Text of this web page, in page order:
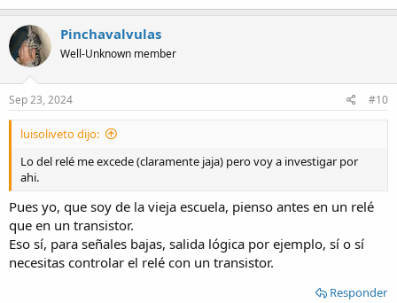
Pinchavalvulas
Well-Unknown member
Sep 23, 2024 #10
luisoliveto dijo:
Lo del relé me excede (claramente jaja) pero voy a investigar por
ahi.
Pues yo, que soy de la vieja escuela, pienso antes en un relé
que en un transistor.
Eso sí, para señales bajas, salida lógica por ejemplo, sí o sí
necesitas controlar el relé con un transistor.
Responder